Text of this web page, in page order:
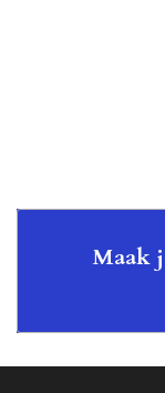
Maak